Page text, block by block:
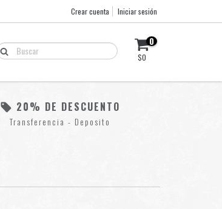
Crear cuenta Iniciar sesión
0
$0
20% DE DESCUENTO
Transferencia - Deposito